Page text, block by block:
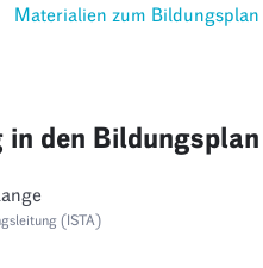
Materialien zum Bildungsplan
in den Bildungsplan
(ISTA)